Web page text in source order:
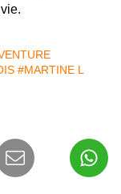
#MARTINE L